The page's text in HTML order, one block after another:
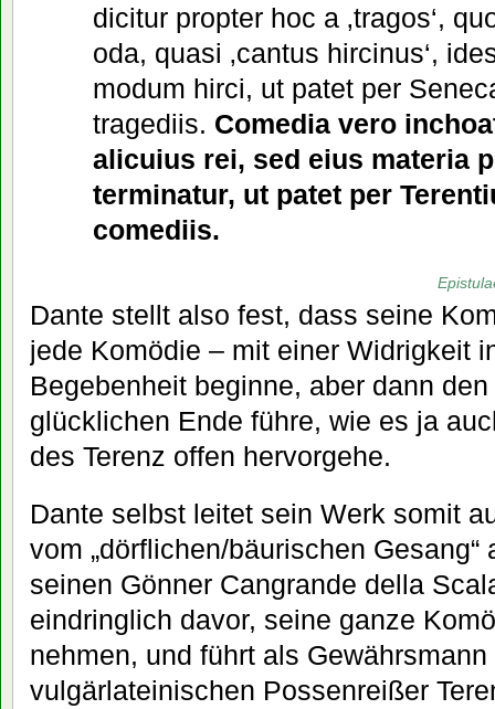
dicitur propter hoc a ‚tragos‘,
oda, quasi ‚cantus hircinus‘,
modum hirci, ut patet per
tragediis. Comedia vero
alicuius rei, sed eius materia
terminatur, ut patet per
comediis.
Dante stellt also fest, dass seine
jede Komödie – mit einer Widrigkeit
Begebenheit beginne, aber dann
glücklichen Ende führe, wie es ja
des Terenz offen hervorgehe.
Dante selbst leitet sein Werk somit
vom „dörflichen/bäurischen Gesang“
seinen Gönner Cangrande della
eindringlich davor, seine ganze
nehmen, und führt als
vulgärlateinischen Possenreißer